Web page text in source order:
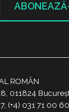
ROMÂN
011824
(+4) 031 71 00